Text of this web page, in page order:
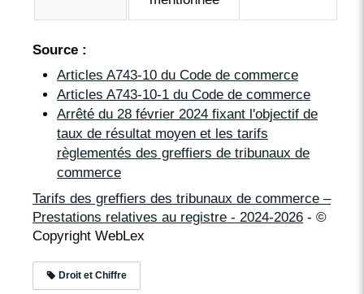
Source :
Articles A743-10 du Code de commerce
Articles A743-10-1 du Code de commerce
Arrêté du 28 février 2024 fixant l'objectif de
taux de résultat moyen et les tarifs
règlementés des greffiers de tribunaux de
commerce
Tarifs des greffiers des tribunaux de commerce –
Prestations relatives au registre - 2024-2026 - ©
Copyright WebLex
Droit et Chiffre